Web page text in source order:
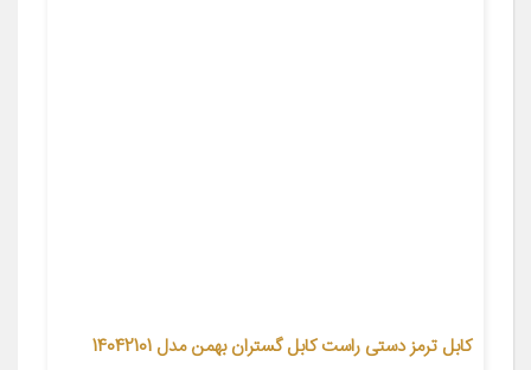
کابل ترمز دستی راست کابل گستران بهمن مدل 14042101